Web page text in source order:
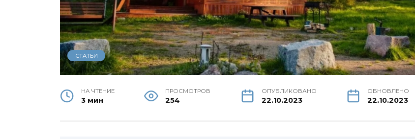
СТАТЬИ
НА ЧТЕНИЕ
3 мин
ПРОСМОТРОВ
254
ОПУБЛИКОВАНО
22.10.2023
ОБНОВЛЕНО
22.10.2023